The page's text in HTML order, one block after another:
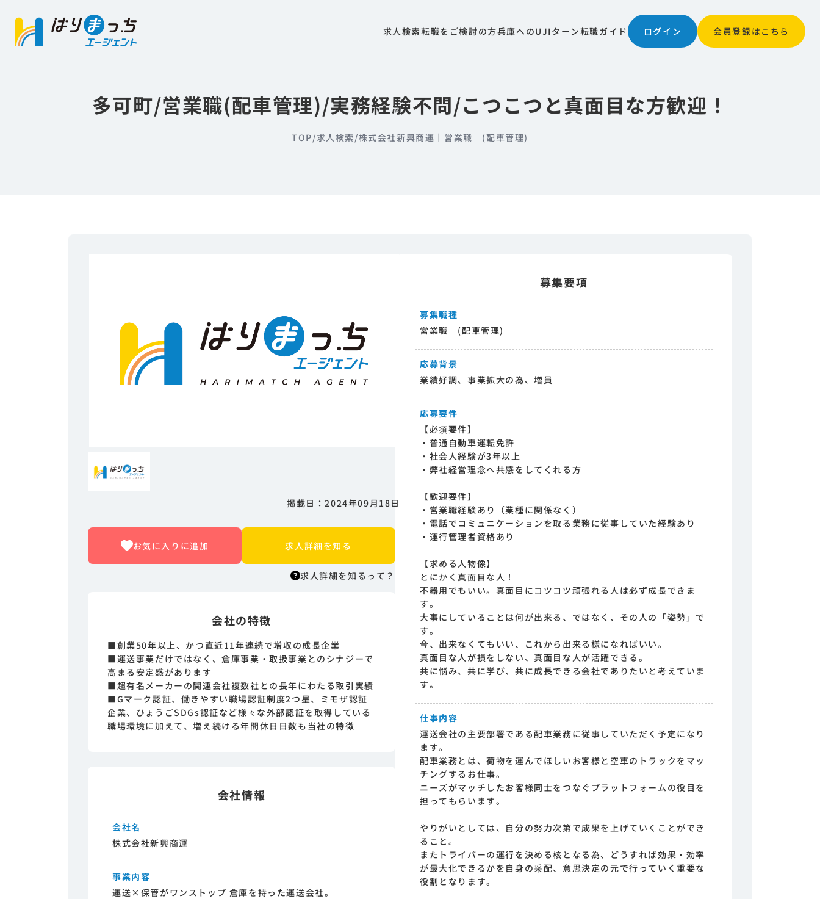
多可町/営業職(配車管理)/実務経験不問/こつこつと真面目な方歓迎！
TOP/求人検索 /株式会社新興商運｜営業職 (配車管理)
求人検索転職をご検討の方兵庫へのUJIターン転職ガイド ログイン 会員登録はこちら
掲載日：2024年09月18日
お気に入りに追加 求人詳細を知る
求人詳細を知るって？
求人詳細を知るって？
はりまっちエージェントはエージェント
型の求人紹介サービスのため、 応募に際
してはまずエージェントとの面談が必要
になります。そのためまずは求人への興
味有無を面談等で確認致します。その後
正式な求人応募へと進んでいただきま
す。
会社の特徴
■創業50年以上、かつ直近11年連続で増収の成長企業
■運送事業だけではなく、倉庫事業・取扱事業とのシナジーで
高まる安定感があります
■超有名メーカーの関連会社複数社との長年にわたる取引実績
■Gマーク認証、働きやすい職場認証制度2つ星、ミモザ認証
企業、ひょうごSDGs認証など様々な外部認証を取得している
職場環境に加えて、増え続ける年間休日日数も当社の特徴
会社情報
会社名
株式会社新興商運
事業内容
運送×保管がワンストップ 倉庫を持った運送会社。
募集要項
募集職種
営業職 (配車管理)
応募背景
業績好調、事業拡大の為、増員
応募要件
【必須要件】
・普通自動車運転免許
・社会人経験が3年以上
・弊社経営理念へ共感をしてくれる方
【歓迎要件】
・営業職経験あり（業種に関係なく）
・電話でコミュニケーションを取る業務に従事していた経験あり
・運行管理者資格あり
【求める人物像】
とにかく真面目な人！
不器用でもいい。真面目にコツコツ頑張れる人は必ず成長できま
す。
大事にしていることは何が出来る、ではなく、その人の「姿勢」で
す。
今、出来なくてもいい、これから出来る様になればいい。
真面目な人が損をしない、真面目な人が活躍できる。
共に悩み、共に学び、共に成長できる会社でありたいと考えていま
す。
仕事内容
運送会社の主要部署である配車業務に従事していただく予定になり
ます。
配車業務とは、荷物を運んでほしいお客様と空車のトラックをマッ
チングするお仕事。
ニーズがマッチしたお客様同士をつなぐプラットフォームの役目を
担ってもらいます。
やりがいとしては、自分の努力次第で成果を上げていくことができ
ること。
またトライバーの運行を決める核となる為、どうすれば効果・効率
が最大化できるかを自身の采配、意思決定の元で行っていく重要な
役割となります。